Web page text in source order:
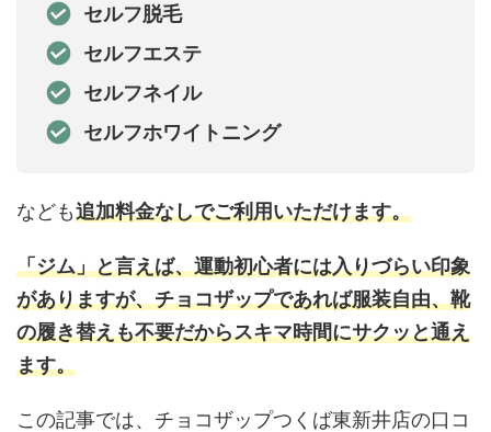
セルフ脱毛
セルフエステ
セルフネイル
セルフホワイトニング
なども追加料金なしでご利用いただけます。
「ジム」と言えば、運動初心者には入りづらい印象
がありますが、チョコザップであれば服装自由、靴
の履き替えも不要だからスキマ時間にサクッと通え
ます。
この記事では、チョコザップつくば東新井店の口コ